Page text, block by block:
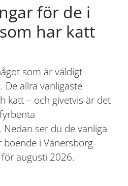
för de i
har katt
som är väldigt
De allra vanligaste
katt – och givetvis är det
ser du de vanliga
i Vänersborg
augusti 2026.